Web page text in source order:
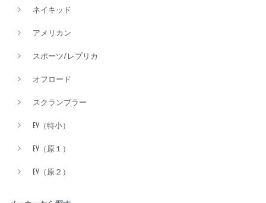
ネイキッド
アメリカン
スポーツ/レプリカ
オフロード
スクランブラー
EV（特小）
EV（原１）
EV（原２）
価格